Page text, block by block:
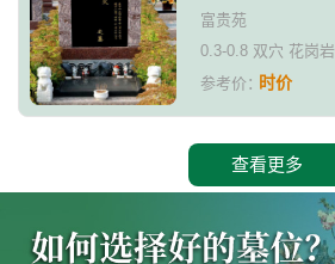
富贵苑
0.3-0.8 双穴 花岗岩
参考价：时价
查看更多